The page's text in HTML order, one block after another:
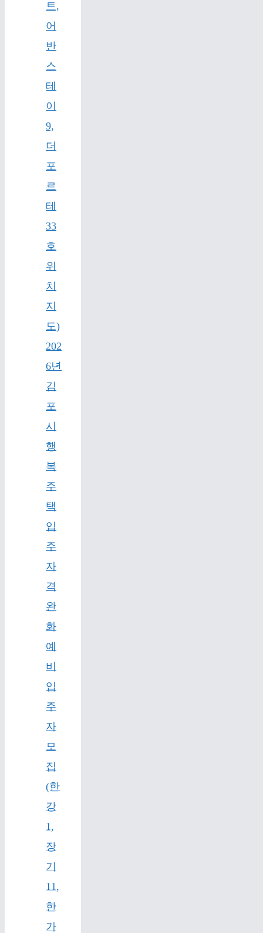
트,
어
반
스
테
이
9,
더
포
르
테
33
호
위
치
지
도)
202
6년
김
포
시
행
복
주
택
입
주
자
격
완
화
예
비
입
주
자
모
집
(한
강
1,
장
기
11,
한
가